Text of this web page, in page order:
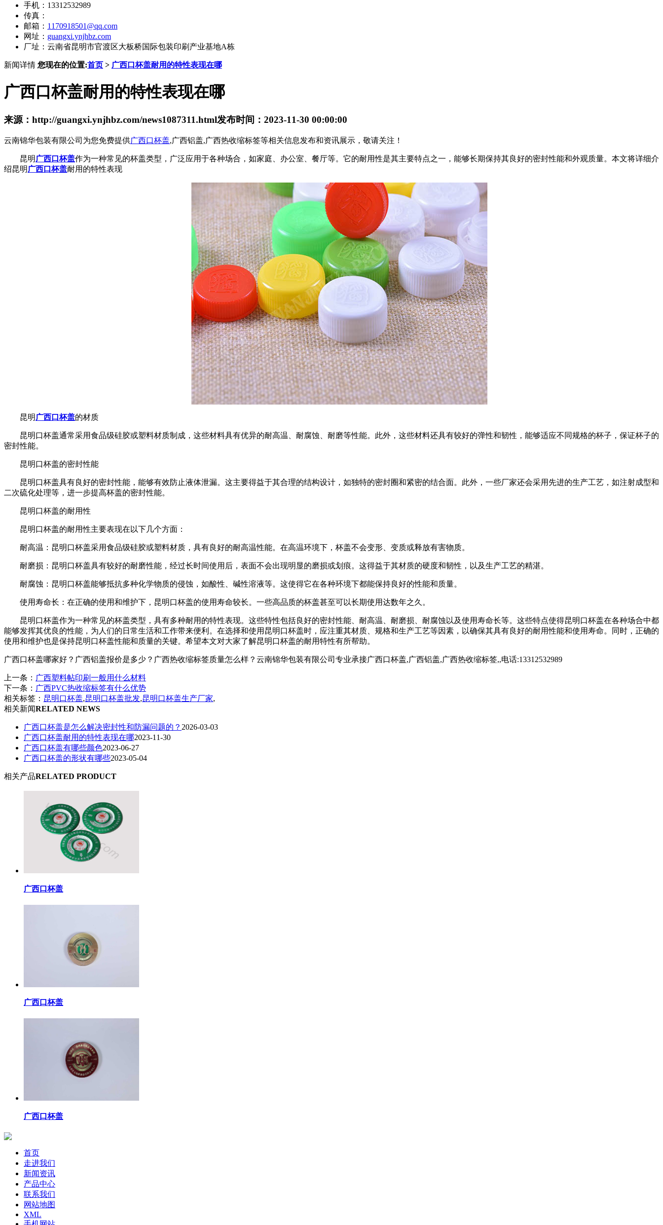
手机：13312532989
传真：
邮箱： 1170918501@qq.com
网址： guangxi.ynjhbz.com
厂址：云南省昆明市官渡区大板桥国际包装印刷产业基地A栋
新闻详情 您现在的位置:首页 > 广西口杯盖耐用的特性表现在哪
广西口杯盖耐用的特性表现在哪
来源：http://guangxi.ynjhbz.com/news1087311.html发布时间：2023-11-30 00:00:00
云南锦华包装有限公司为您免费提供广西口杯盖,广西铝盖,广西热收缩标签等相关信息发布和资讯展示，敬请关注！
昆明 广西口杯盖作为一种常见的杯盖类型，广泛应用于各种场合，如家庭、办公室、餐厅等。它的耐用性是其主要特点之一，能够长期保持其良好的密封性能和外观质量。本文将详细介
绍昆明 广西口杯盖耐用的特性表现
昆明 广西口杯盖的材质
昆明口杯盖通常采用食品级硅胶或塑料材质制成，这些材料具有优异的耐高温、耐腐蚀、耐磨等性能。此外，这些材料还具有较好的弹性和韧性，能够适应不同规格的杯子，保证杯子的
密封性能。
昆明口杯盖的密封性能
昆明口杯盖具有良好的密封性能，能够有效防止液体泄漏。这主要得益于其合理的结构设计，如独特的密封圈和紧密的结合面。此外，一些厂家还会采用先进的生产工艺，如注射成型和
二次硫化处理等，进一步提高杯盖的密封性能。
昆明口杯盖的耐用性
昆明口杯盖的耐用性主要表现在以下几个方面：
耐高温：昆明口杯盖采用食品级硅胶或塑料材质，具有良好的耐高温性能。在高温环境下，杯盖不会变形、变质或释放有害物质。
耐磨损：昆明口杯盖具有较好的耐磨性能，经过长时间使用后，表面不会出现明显的磨损或划痕。这得益于其材质的硬度和韧性，以及生产工艺的精湛。
耐腐蚀：昆明口杯盖能够抵抗多种化学物质的侵蚀，如酸性、碱性溶液等。这使得它在各种环境下都能保持良好的性能和质量。
使用寿命长：在正确的使用和维护下，昆明口杯盖的使用寿命较长。一些高品质的杯盖甚至可以长期使用达数年之久。
昆明口杯盖作为一种常见的杯盖类型，具有多种耐用的特性表现。这些特性包括良好的密封性能、耐高温、耐磨损、耐腐蚀以及使用寿命长等。这些特点使得昆明口杯盖在各种场合中都
能够发挥其优良的性能，为人们的日常生活和工作带来便利。在选择和使用昆明口杯盖时，应注重其材质、规格和生产工艺等因素，以确保其具有良好的耐用性能和使用寿命。同时，正确的
使用和维护也是保持昆明口杯盖性能和质量的关键。希望本文对大家了解昆明口杯盖的耐用特性有所帮助。
广西口杯盖哪家好？广西铝盖报价是多少？广西热收缩标签质量怎么样？云南锦华包装有限公司专业承接广西口杯盖,广西铝盖,广西热收缩标签,,电话:13312532989
上一条： 广西塑料帖印刷一般用什么材料
下一条： 广西PVC热收缩标签有什么优势
相关标签： 昆明口杯盖,昆明口杯盖批发,昆明口杯盖生产厂家,
相关新闻RELATED NEWS
广西口杯盖是怎么解决密封性和防漏问题的？ 2026-03-03
广西口杯盖耐用的特性表现在哪2023-11-30
广西口杯盖有哪些颜色2023-06-27
广西口杯盖的形状有哪些2023-05-04
相关产品RELATED PRODUCT
广西口杯盖
广西口杯盖
广西口杯盖
首页
走进我们
新闻资讯
产品中心
联系我们
网站地图
XML